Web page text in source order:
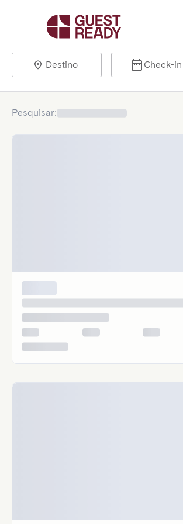
Destino Check-in
Pesquisar: